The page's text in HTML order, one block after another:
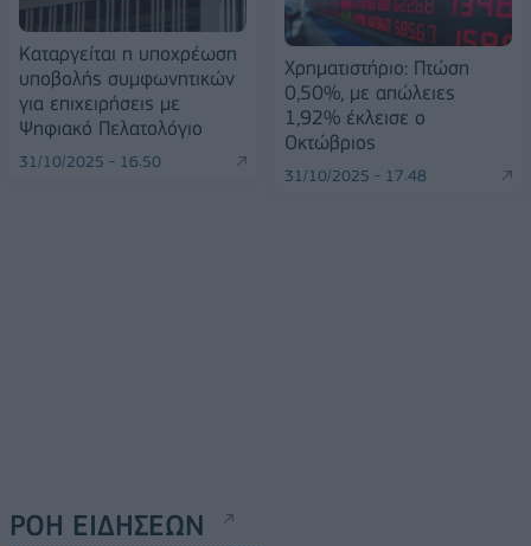
Καταργείται η υποχρέωση
υποβολής συμφωνητικών
για επιχειρήσεις με
Ψηφιακό Πελατολόγιο
31/10/2025 - 16:50
Χρηματιστήριο: Πτώση
0,50%, με απώλειες
1,92% έκλεισε ο
Οκτώβριος
31/10/2025 - 17:48
ΡΟΗ ΕΙΔΗΣΕΩΝ